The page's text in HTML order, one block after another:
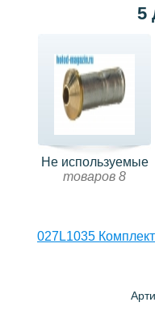
5
Не используемые
товаров 8
027L1035